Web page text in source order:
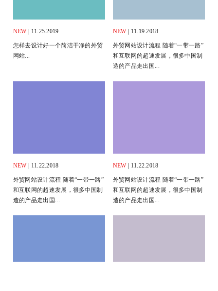
NEW| 11.25.2019
怎样去设计好一个简洁干净的外贸
网站...
NEW| 11.19.2018
外贸网站设计流程 随着“一带一路”
和互联网的超速发展，很多中国制
造的产品走出国...
NEW| 11.22.2018
外贸网站设计流程 随着“一带一路”
和互联网的超速发展，很多中国制
造的产品走出国...
NEW| 11.22.2018
外贸网站设计流程 随着“一带一路”
和互联网的超速发展，很多中国制
造的产品走出国...